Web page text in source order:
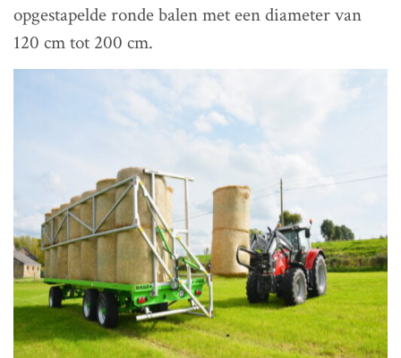
opgestapelde ronde balen met een diameter van
120 cm tot 200 cm.